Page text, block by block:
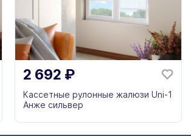
2 692 ₽
Кассетные рулонные жалюзи Uni-1
Анже сильвер